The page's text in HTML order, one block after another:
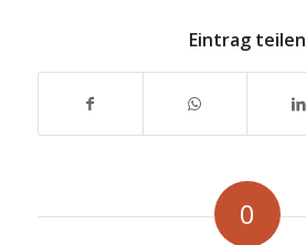
Eintrag teilen
0